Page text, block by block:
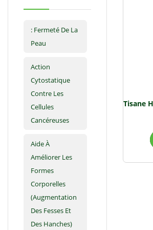
: Fermeté De La
Peau
Action
Cytostatique
Contre Les
Cellules
Cancéreuses
Aide À
Améliorer Les
Formes
Corporelles
(augmentation
Des Fesses Et
Des Hanches)